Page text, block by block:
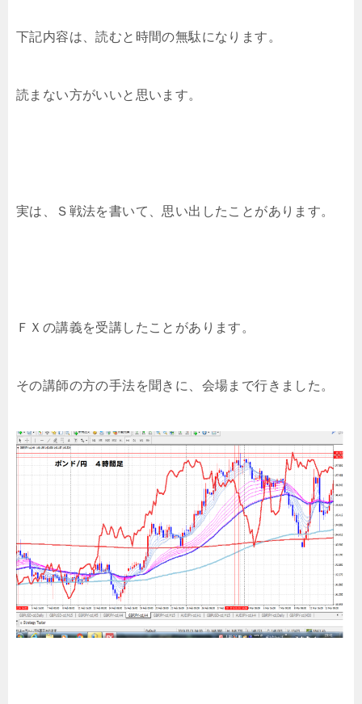
下記内容は、読むと時間の無駄になります。
読まない方がいいと思います。
実は、Ｓ戦法を書いて、思い出したことがあります。
ＦＸの講義を受講したことがあります。
その講師の方の手法を聞きに、会場まで行きました。